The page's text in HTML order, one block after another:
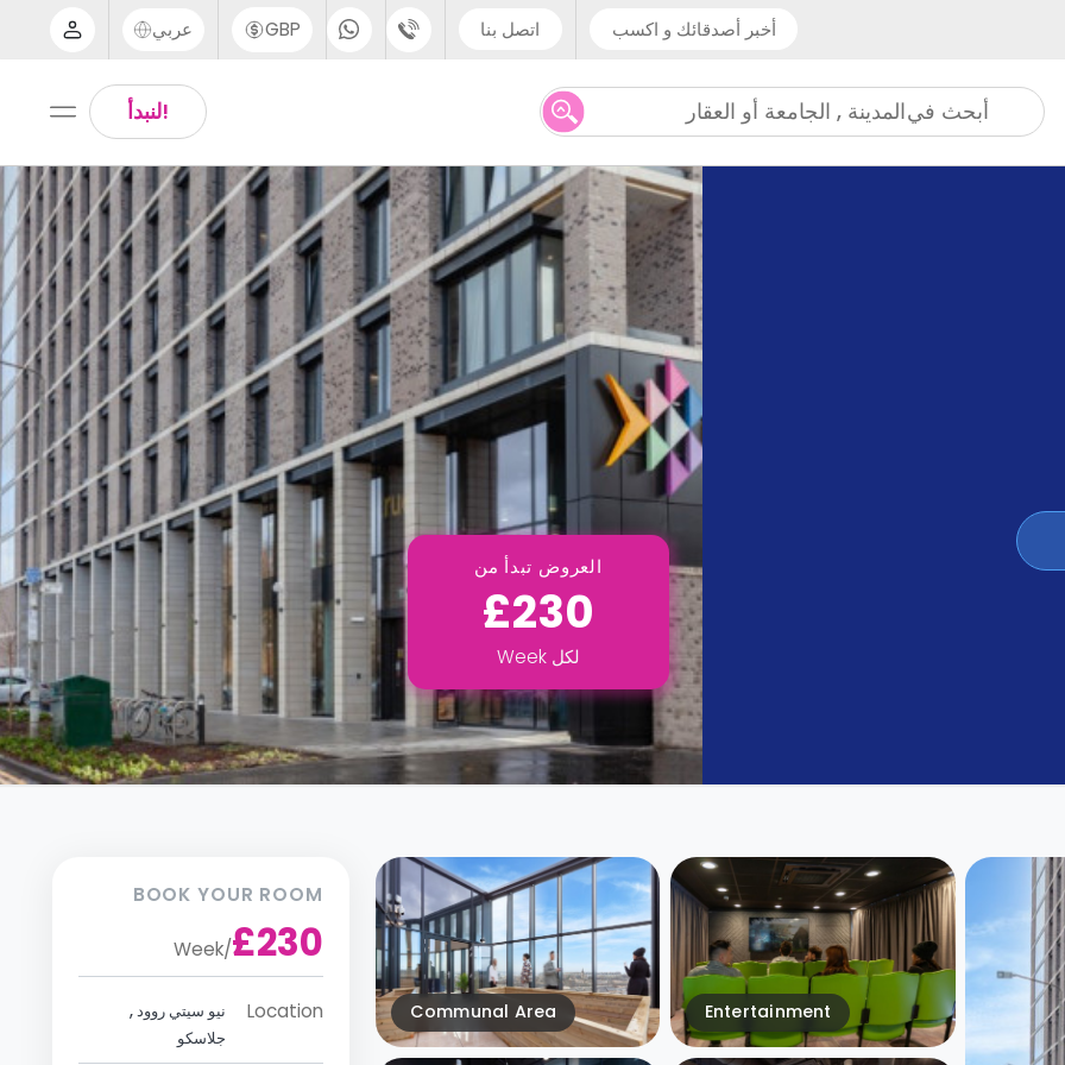
أخبر أصدقائك و اكسب اتصل بنا
UK - +44 (0) 20 3871 8666
IN - +91 (80) 3711 1326
US - +1 (646) 718 6172
GBP عربي
Arabic
English
Thai
!لنبدأ أبحث فيالمدينة , الجامعة أو العقار
العروض تبدأ من
£230
لكل Week
Entertainment
Communal Area
BOOK YOUR ROOM
£230
/
Week
Location
نيو سيتي روود ,
جلاسكو